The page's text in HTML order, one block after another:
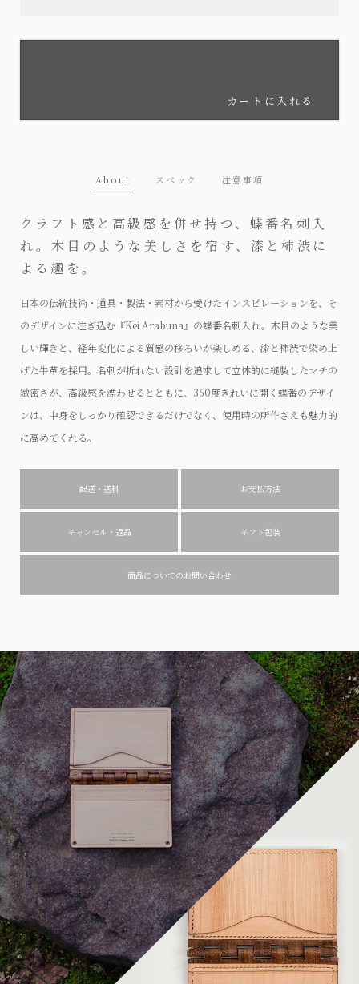
About スペック 注意事項
クラフト感と高級感を併せ持つ、蝶番名刺入
れ。木目のような美しさを宿す、漆と柿渋に
よる趣を。
日本の伝統技術・道具・製法・素材から受けたインスピレーションを、そ
のデザインに注ぎ込む『Kei Arabuna』の蝶番名刺入れ。木目のような美
しい輝きと、経年変化による質感の移ろいが楽しめる、漆と柿渋で染め上
げた牛革を採用。名刺が折れない設計を追求して立体的に縫製したマチの
緻密さが、高級感を漂わせるとともに、360度きれいに開く蝶番のデザイ
ンは、中身をしっかり確認できるだけでなく、使用時の所作さえも魅力的
に高めてくれる。
配送・送料 お支払方法
キャンセル・返品 ギフト包装
商品についてのお問い合わせ
カートに入れる